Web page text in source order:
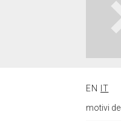
EN
IT
motivi